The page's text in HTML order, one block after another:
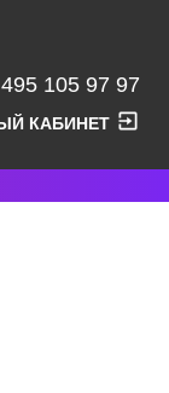
105 97 97
КАБИНЕТ